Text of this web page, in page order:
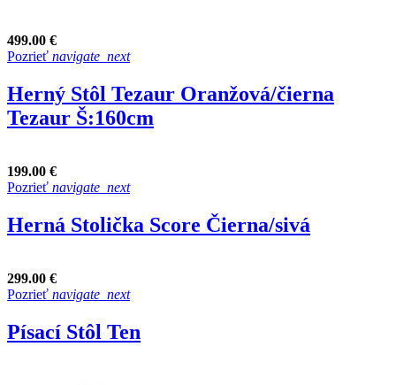
499.00 €
Pozrieť navigate_next
Herný Stôl Tezaur Oranžová/čierna
Tezaur Š:160cm
199.00 €
Pozrieť navigate_next
Herná Stolička Score Čierna/sivá
299.00 €
Pozrieť navigate_next
Písací Stôl Ten